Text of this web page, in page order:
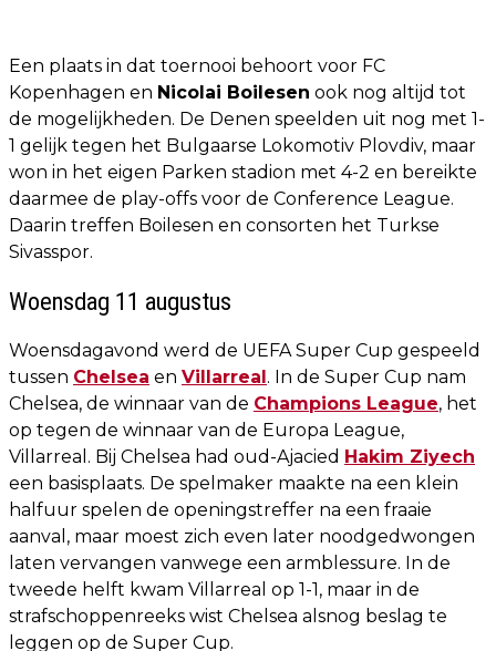
Een plaats in dat toernooi behoort voor FC
Kopenhagen en Nicolai Boilesen ook nog altijd tot
de mogelijkheden. De Denen speelden uit nog met 1-
1 gelijk tegen het Bulgaarse Lokomotiv Plovdiv, maar
won in het eigen Parken stadion met 4-2 en bereikte
daarmee de play-offs voor de Conference League.
Daarin treffen Boilesen en consorten het Turkse
Sivasspor.
Woensdag 11 augustus
Woensdagavond werd de UEFA Super Cup gespeeld
tussen Chelsea en Villarreal. In de Super Cup nam
Chelsea, de winnaar van de Champions League, het
op tegen de winnaar van de Europa League,
Villarreal. Bij Chelsea had oud-Ajacied Hakim Ziyech
een basisplaats. De spelmaker maakte na een klein
halfuur spelen de openingstreffer na een fraaie
aanval, maar moest zich even later noodgedwongen
laten vervangen vanwege een armblessure. In de
tweede helft kwam Villarreal op 1-1, maar in de
strafschoppenreeks wist Chelsea alsnog beslag te
leggen op de Super Cup.